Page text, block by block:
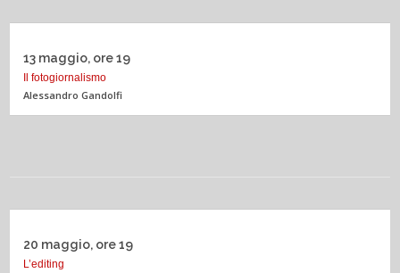
13 maggio, ore 19
Il fotogiornalismo
Alessandro Gandolfi
20 maggio, ore 19
L’editing